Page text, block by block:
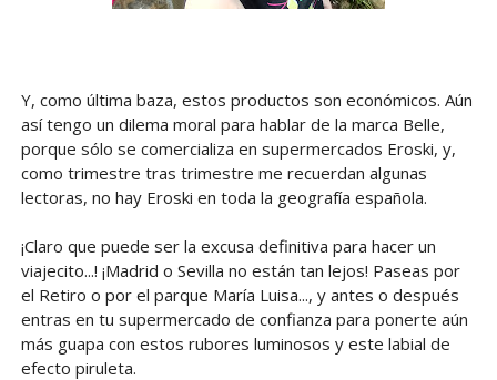
Y, como última baza, estos productos son económicos. Aún
así tengo un dilema moral para hablar de la marca Belle,
porque sólo se comercializa en supermercados Eroski, y,
como trimestre tras trimestre me recuerdan algunas
lectoras, no hay Eroski en toda la geografía española.
¡Claro que puede ser la excusa definitiva para hacer un
viajecito...! ¡Madrid o Sevilla no están tan lejos! Paseas por
el Retiro o por el parque María Luisa..., y antes o después
entras en tu supermercado de confianza para ponerte aún
más guapa con estos rubores luminosos y este labial de
efecto piruleta.